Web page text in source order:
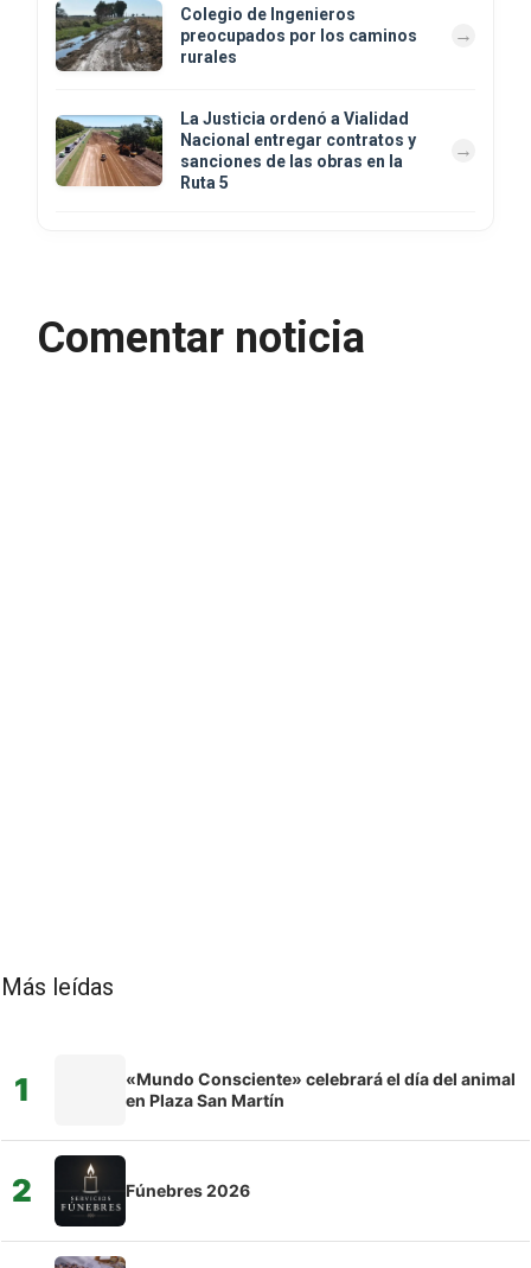
Colegio de Ingenieros
preocupados por los caminos
rurales
La Justicia ordenó a Vialidad
Nacional entregar contratos y
sanciones de las obras en la
Ruta 5
Comentar noticia
Más leídas
1
«Mundo Consciente» celebrará el día del animal
en Plaza San Martín
2 Fúnebres 2026